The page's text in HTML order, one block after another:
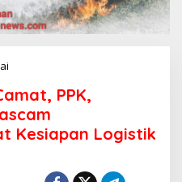
p
o
l
s
PPK,
Kesiapan Logistik